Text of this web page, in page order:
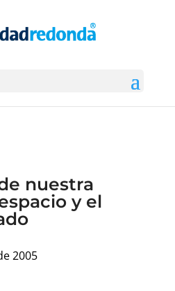
nuestra
y el
2005